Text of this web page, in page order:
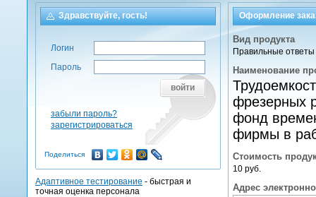
Оформление
Вид продукта
Правильные ответы
Наименование
фрезерных
фонд
фирмы в
Стоимость
10 руб.
Адрес
Здравствуйте, гость!
Логин
Пароль
войти
забыли пароль?
зарегистрироваться
Поделиться
Адаптивное тестирование - быстрая и
точная оценка персонала